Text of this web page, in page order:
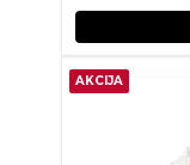
AKCIJA